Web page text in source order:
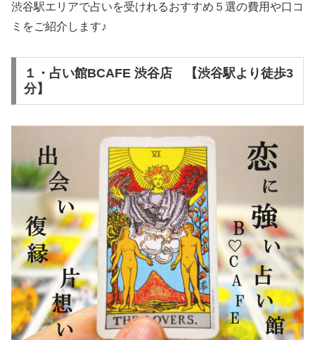
渋谷駅エリアで占いを受けれるおすすめ５選の費用や口コ
ミをご紹介します♪
１・占い館BCAFE 渋谷店 【渋谷駅より徒歩3
分】